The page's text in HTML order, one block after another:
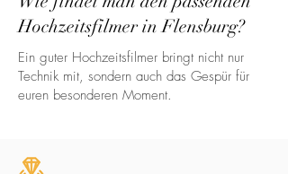
Hochzeitsfilmer in Flensburg?
Ein guter Hochzeitsfilmer bringt nicht nur
Technik mit, sondern auch das Gespür für
euren besonderen Moment.